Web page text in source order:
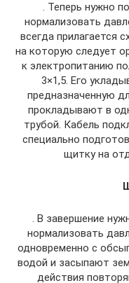
. Теперь нужно
нормализовать
всегда прилагается
на которую следует
к электропитанию
3×1,5. Его
предназначенную
прокладывают в
трубой. Кабель
специально
щитку на
. В завершение
нормализовать
одновременно с
водой и засыпают
действия